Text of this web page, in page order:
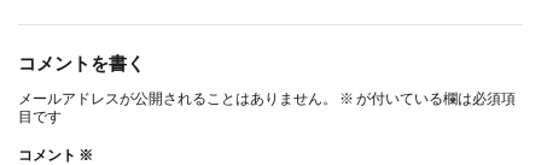
コメントを書く
メールアドレスが公開されることはありません。 ※ が付いている欄は必須項
目です
コメント ※